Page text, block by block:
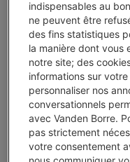
Urban prime
indispensables au
ne peuvent être
des fins statistiques
la manière dont vous
notre site; des
informations sur
personnaliser nos
conversationnels
avec Vanden Borre.
pas strictement
votre consentement